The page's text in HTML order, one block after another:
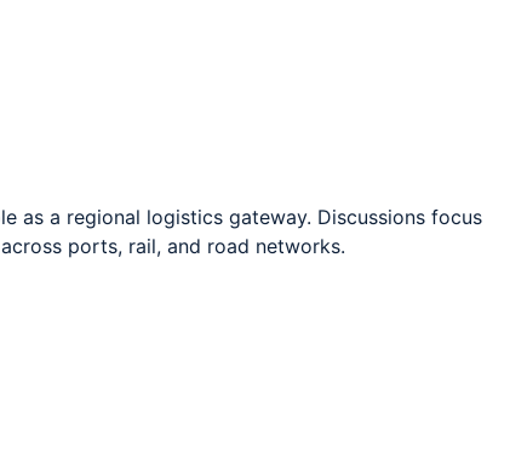
as a regional logistics gateway. Discussions focus
ports, rail, and road networks.